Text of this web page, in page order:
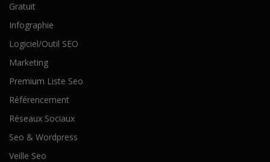
Gratuit
Infographie
Logiciel/Outil SEO
Marketing
Premium Liste Seo
Référencement
Réseaux Sociaux
Seo & Wordpress
Veille Seo